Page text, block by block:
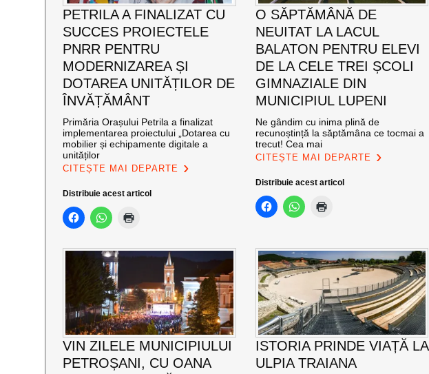
PETRILA A FINALIZAT CU
SUCCES PROIECTELE
PNRR PENTRU
MODERNIZAREA ȘI
DOTAREA UNITĂȚILOR DE
ÎNVĂȚĂMÂNT
Primăria Orașului Petrila a finalizat
implementarea proiectului „Dotarea cu
mobilier și echipamente digitale a
unităților
CITEȘTE MAI DEPARTE
Distribuie acest articol
O SĂPTĂMÂNĂ DE
NEUITAT LA LACUL
BALATON PENTRU ELEVI
DE LA CELE TREI ȘCOLI
GIMNAZIALE DIN
MUNICIPIUL LUPENI
Ne gândim cu inima plină de
recunoștință la săptămâna ce tocmai a
trecut! Cea mai
CITEȘTE MAI DEPARTE
Distribuie acest articol
VIN ZILELE MUNICIPIULUI
PETROȘANI, CU OANA
ISTORIA PRINDE VIAȚĂ LA
ULPIA TRAIANA